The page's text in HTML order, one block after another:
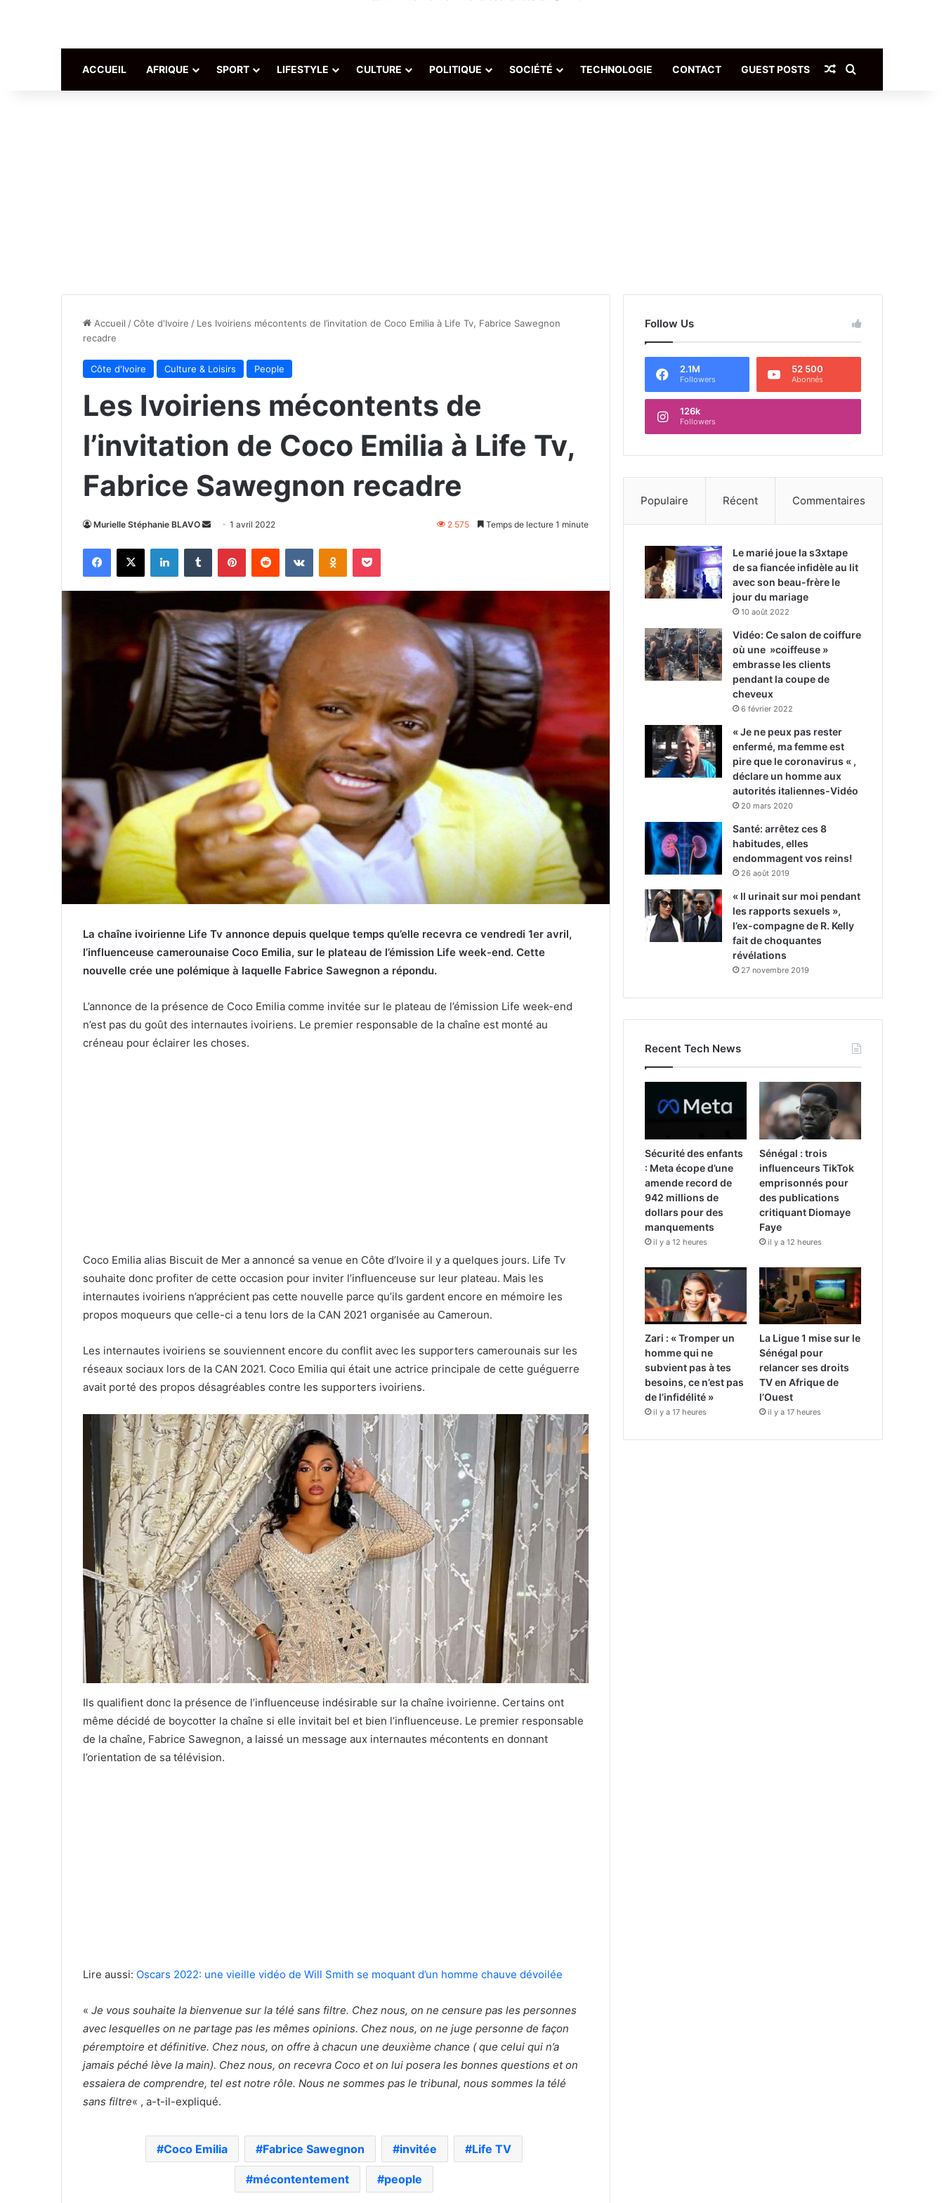
ACCUEIL AFRIQUE SPORT LIFESTYLE CULTURE POLITIQUE SOCIÉTÉ TECHNOLOGIE CONTACT GUEST POSTS Article Aléatoire
Accueil /Côte d'Ivoire / Les Ivoiriens mécontents de l’invitation de Coco Emilia à Life Tv, Fabrice Sawegnon
recadre
Côte d'Ivoire Culture & Loisirs People
Les Ivoiriens mécontents de
l’invitation de Coco Emilia à Life Tv,
Fabrice Sawegnon recadre
Murielle Stéphanie BLAVO
Envoyer
courriel
1 avril 2022 2 575 Temps de lecture 1 minute
Facebook
X LinkedinTumblr PinterestReddit VKontakteOdnoklassniki
Pocket
La chaîne ivoirienne Life Tv annonce depuis quelque temps qu’elle recevra ce vendredi 1er avril,
l’influenceuse camerounaise Coco Emilia, sur le plateau de l’émission Life week-end. Cette
nouvelle crée une polémique à laquelle Fabrice Sawegnon a répondu.
L’annonce de la présence de Coco Emilia comme invitée sur le plateau de l’émission Life week-end
n’est pas du goût des internautes ivoiriens. Le premier responsable de la chaîne est monté au
créneau pour éclairer les choses.
Coco Emilia alias Biscuit de Mer a annoncé sa venue en Côte d’Ivoire il y a quelques jours. Life Tv
souhaite donc profiter de cette occasion pour inviter l’influenceuse sur leur plateau. Mais les
internautes ivoiriens n’apprécient pas cette nouvelle parce qu’ils gardent encore en mémoire les
propos moqueurs que celle-ci a tenu lors de la CAN 2021 organisée au Cameroun.
Les internautes ivoiriens se souviennent encore du conflit avec les supporters camerounais sur les
réseaux sociaux lors de la CAN 2021. Coco Emilia qui était une actrice principale de cette guéguerre
avait porté des propos désagréables contre les supporters ivoiriens.
Ils qualifient donc la présence de l’influenceuse indésirable sur la chaîne ivoirienne. Certains ont
même décidé de boycotter la chaîne si elle invitait bel et bien l’influenceuse. Le premier responsable
de la chaîne, Fabrice Sawegnon, a laissé un message aux internautes mécontents en donnant
l’orientation de sa télévision.
Lire aussi: Oscars 2022: une vieille vidéo de Will Smith se moquant d’un homme chauve dévoilée
« Je vous souhaite la bienvenue sur la télé sans filtre. Chez nous, on ne censure pas les personnes
avec lesquelles on ne partage pas les mêmes opinions. Chez nous, on ne juge personne de façon
péremptoire et définitive. Chez nous, on offre à chacun une deuxième chance ( que celui qui n’a
jamais péché lève la main). Chez nous, on recevra Coco et on lui posera les bonnes questions et on
essaiera de comprendre, tel est notre rôle. Nous ne sommes pas le tribunal, nous sommes la télé
sans filtre« , a-t-il-expliqué.
Coco Emilia Fabrice Sawegnon invitée Life TV
mécontentement people
Follow Us
2.1M
Followers
52 500
Abonnés
126k
Followers
Populaire Récent Commentaires
Le marié joue la s3xtape
de sa fiancée infidèle au lit
avec son beau-frère le
jour du mariage
10 août 2022
Vidéo: Ce salon de coiffure
où une »coiffeuse »
embrasse les clients
pendant la coupe de
cheveux
6 février 2022
« Je ne peux pas rester
enfermé, ma femme est
pire que le coronavirus « ,
déclare un homme aux
autorités italiennes-Vidéo
20 mars 2020
Santé: arrêtez ces 8
habitudes, elles
endommagent vos reins!
26 août 2019
« Il urinait sur moi pendant
les rapports sexuels »,
l’ex-compagne de R. Kelly
fait de choquantes
révélations
27 novembre 2019
Recent Tech News
Sécurité des enfants
: Meta écope d’une
amende record de
942 millions de
dollars pour des
manquements
il y a 12 heures
Sénégal : trois
influenceurs TikTok
emprisonnés pour
des publications
critiquant Diomaye
Faye
il y a 12 heures
Zari : « Tromper un
homme qui ne
subvient pas à tes
besoins, ce n’est pas
de l’infidélité »
il y a 17 heures
La Ligue 1 mise sur le
Sénégal pour
relancer ses droits
TV en Afrique de
l’Ouest
il y a 17 heures